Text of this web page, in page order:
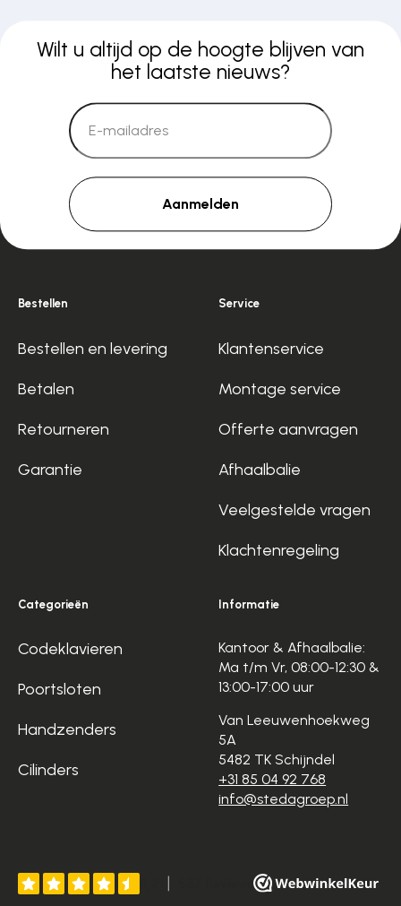
Wilt u altijd op de hoogte blijven van
het laatste nieuws?
Aanmelden
Bestellen
Bestellen en levering
Betalen
Retourneren
Garantie
Service
Klantenservice
Montage service
Offerte aanvragen
Afhaalbalie
Veelgestelde vragen
Klachtenregeling
Categorieën
Codeklavieren
Poortsloten
Handzenders
Cilinders
Informatie
Kantoor & Afhaalbalie:
Ma t/m Vr, 08:00-12:30 &
13:00-17:00 uur
Van Leeuwenhoekweg
5A
5482 TK Schijndel
+31 85 04 92 768
info@stedagroep.nl